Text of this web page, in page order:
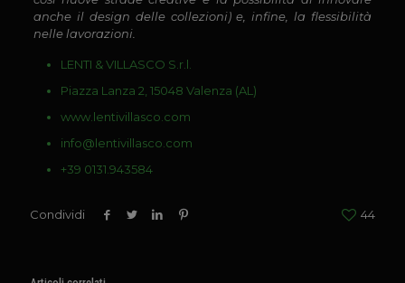
anche il design delle collezioni) e, infine, la flessibilità
nelle lavorazioni.
LENTI & VILLASCO S.r.l.
Piazza Lanza 2, 15048 Valenza (AL)
www.lentivillasco.com
info@lentivillasco.com
+39 0131.943584
Condividi 44